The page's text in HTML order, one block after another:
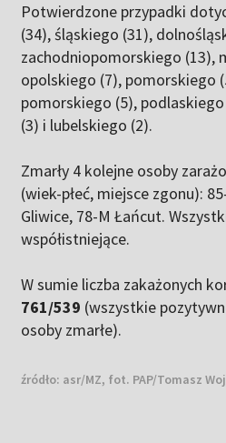
Potwierdzone przypadki
(34), śląskiego (31),
zachodniopomorskiego (13),
opolskiego (7), pomorskiego
pomorskiego (5),
(3) i lubelskiego (2).
Zmarły 4 kolejne osoby
(wiek-płeć, miejsce zgonu):
Gliwice, 78-M Łańcut.
współistniejące.
W sumie liczba zakażonych
761/539 (wszystkie
osoby zmarłe).
źródło: asr/MZ, fot. PAP/Tomasz